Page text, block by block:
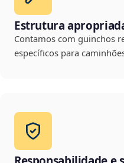
Estrutura
Contamos com guinchos
específicos para